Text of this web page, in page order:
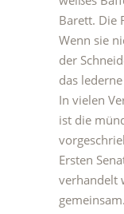
Barett. Die
Wenn sie
der
das
In vielen
ist die
Ersten
verhandelt